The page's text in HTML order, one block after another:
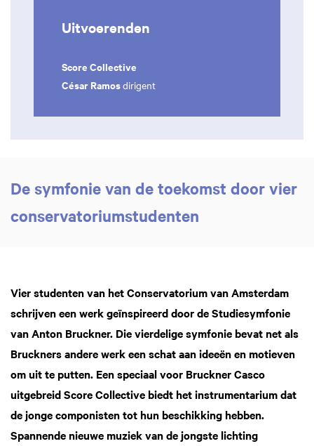
Uitvoerenden
Score Collective
César Ramosdirigent
De symfonie van de toekomst door vier
conservatoriumstudenten
Vier studenten van het Conservatorium van Amsterdam
schrijven een werk geïnspireerd door de Studiesymfonie
van Anton Bruckner. Die vierdelige symfonie bevat net als
Bruckners andere werk een schat aan ideeën en motieven
om uit te putten. Een speciaal voor Bruckner Casco
uitgebreid Score Collective biedt het instrumentarium dat
de jonge componisten tot hun beschikking hebben.
Spannende nieuwe muziek van de jongste lichting